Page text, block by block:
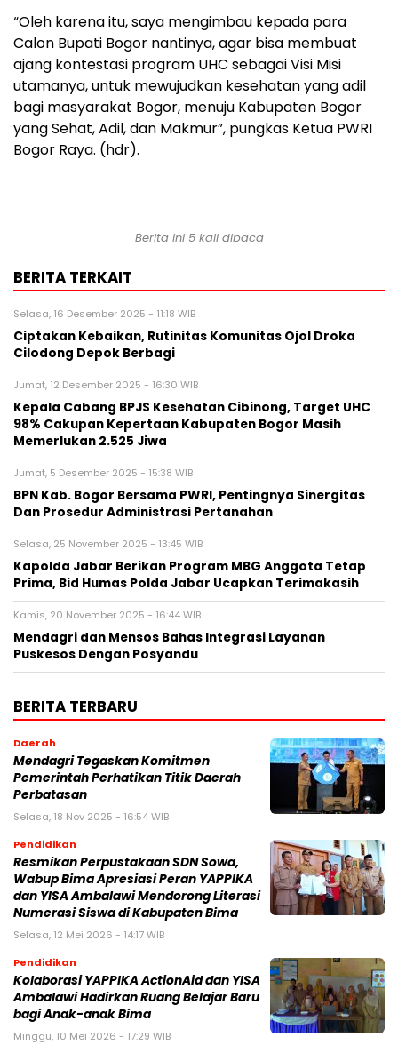
“Oleh karena itu, saya mengimbau kepada para
Calon Bupati Bogor nantinya, agar bisa membuat
ajang kontestasi program UHC sebagai Visi Misi
utamanya, untuk mewujudkan kesehatan yang adil
bagi masyarakat Bogor, menuju Kabupaten Bogor
yang Sehat, Adil, dan Makmur”, pungkas Ketua PWRI
Bogor Raya. (hdr).
Berita ini 5 kali dibaca
BERITA TERKAIT
Selasa, 16 Desember 2025 - 11:18 WIB
Ciptakan Kebaikan, Rutinitas Komunitas Ojol Droka
Cilodong Depok Berbagi
Jumat, 12 Desember 2025 - 16:30 WIB
Kepala Cabang BPJS Kesehatan Cibinong, Target UHC
98% Cakupan Kepertaan Kabupaten Bogor Masih
Memerlukan 2.525 Jiwa
Jumat, 5 Desember 2025 - 15:38 WIB
BPN Kab. Bogor Bersama PWRI, Pentingnya Sinergitas
Dan Prosedur Administrasi Pertanahan
Selasa, 25 November 2025 - 13:45 WIB
Kapolda Jabar Berikan Program MBG Anggota Tetap
Prima, Bid Humas Polda Jabar Ucapkan Terimakasih
Kamis, 20 November 2025 - 16:44 WIB
Mendagri dan Mensos Bahas Integrasi Layanan
Puskesos Dengan Posyandu
BERITA TERBARU
Daerah
Mendagri Tegaskan Komitmen
Pemerintah Perhatikan Titik Daerah
Perbatasan
Selasa, 18 Nov 2025 - 16:54 WIB
Pendidikan
Resmikan Perpustakaan SDN Sowa,
Wabup Bima Apresiasi Peran YAPPIKA
dan YISA Ambalawi Mendorong Literasi
Numerasi Siswa di Kabupaten Bima
Selasa, 12 Mei 2026 - 14:17 WIB
Pendidikan
Kolaborasi YAPPIKA ActionAid dan YISA
Ambalawi Hadirkan Ruang Belajar Baru
bagi Anak-anak Bima
Minggu, 10 Mei 2026 - 17:29 WIB